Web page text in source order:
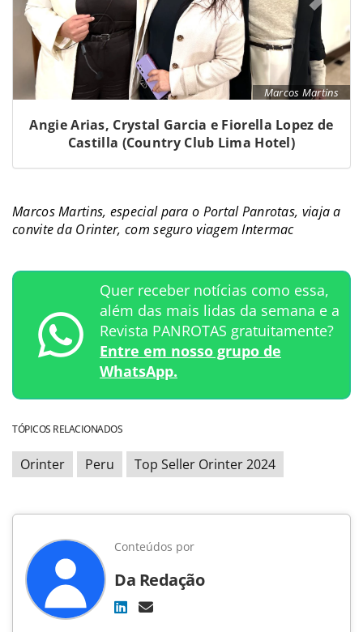
Marcos Martins
Angie Arias, Crystal Garcia e Fiorella Lopez de
Castilla (Country Club Lima Hotel)
Marcos Martins, especial para o Portal Panrotas, viaja a
convite da Orinter, com seguro viagem Intermac
Quer receber notícias como essa,
além das mais lidas da semana e a
Revista PANROTAS gratuitamente?
Entre em nosso grupo de
WhatsApp.
TÓPICOS RELACIONADOS
Orinter Peru Top Seller Orinter 2024
Conteúdos por
Da Redação